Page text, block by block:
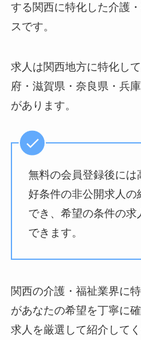
する関西に特化した介護
スです。
求人は関西地方に特化し
府・滋賀県・奈良県・兵
があります。
無料の会員登録後には
好条件の非公開求人の
でき、希望の条件の
できます。
関西の介護・福祉業界に
があなたの希望を丁寧に
求人を厳選して紹介して